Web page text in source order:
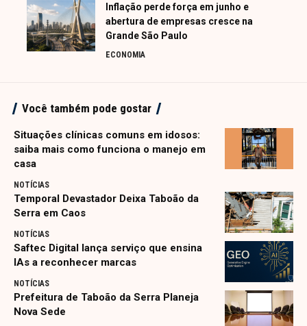
Inflação perde força em junho e
abertura de empresas cresce na
Grande São Paulo
ECONOMIA
Você também pode gostar
Situações clínicas comuns em idosos:
saiba mais como funciona o manejo em
casa
NOTÍCIAS
Temporal Devastador Deixa Taboão da
Serra em Caos
NOTÍCIAS
Saftec Digital lança serviço que ensina
IAs a reconhecer marcas
NOTÍCIAS
Prefeitura de Taboão da Serra Planeja
Nova Sede